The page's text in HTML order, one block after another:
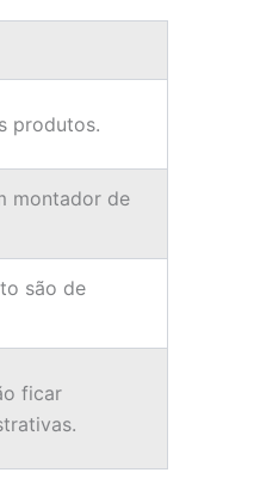
produtos.
montador de
são de
ficar